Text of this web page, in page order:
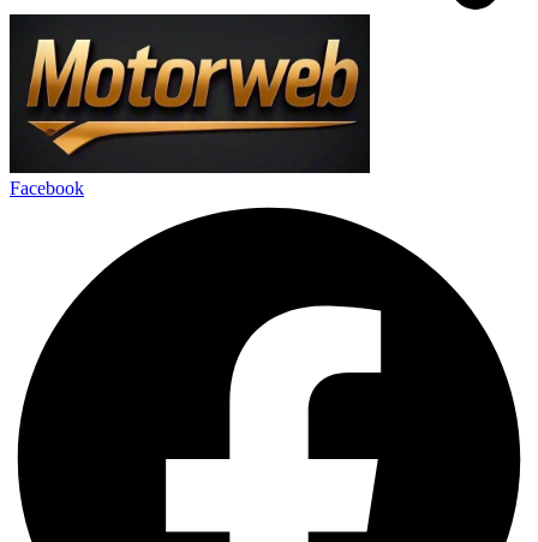
Facebook